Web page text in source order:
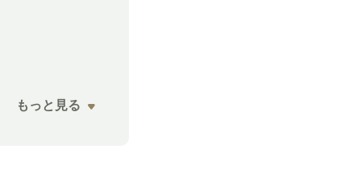
もっと見る